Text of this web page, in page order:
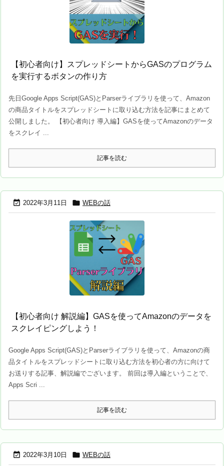
【初心者向け】スプレッドシートからGASのプログラム
を実行するボタンの作り方
先日Google Apps Script(GAS)とParserライブラリを使って、Amazon
の商品タイトルをスプレッドシートに取り込む方法を記事にまとめて
公開しました。 【初心者向け 導入編】GASを使ってAmazonのデータ
をスクレイ ...
記事を読む
 2022年3月11日  WEBの話
【初心者向け 解説編】GASを使ってAmazonのデータを
スクレイピングしよう！
Google Apps Script(GAS)とParserライブラリを使って、Amazonの商
品タイトルをスプレッドシートに取り込む方法を初心者の方に向けて
お送りする記事、解説編でございます。 前回は導入編ということで、
Apps Scri ...
記事を読む
 2022年3月10日  WEBの話